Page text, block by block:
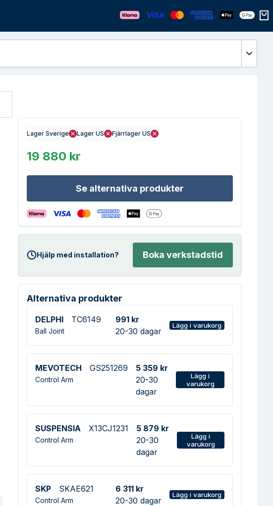
Lager Sverige Lager US Fjärrlager US
19 880 kr
Se alternativa produkter
Hjälp med installation? Boka verkstadstid
Alternativa produkter
DELPHI TC6149
Ball Joint
991 kr
20-30 dagar
Lägg i varukorg
MEVOTECH GS251269
Control Arm
5 359 kr
20-30
dagar
Lägg i
varukorg
SUSPENSIA X13CJ1231
Control Arm
5 879 kr
20-30
dagar
Lägg i
varukorg
SKP SKAE621
Control Arm
6 311 kr
20-30 dagar
Lägg i varukorg